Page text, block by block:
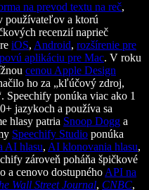
na prevod textu na reč,
používateľov a ktorú
recenzií naprieč
iOS, Android, rozšírenie pre
aplikáciu pre Mac. V roku
cenou Apple Design
ho za „kľúčový zdroj,
ponúka viac ako 1
jazykoch a používa sa
hlasy patria Snoop Dogg a
Speechify Studio ponúka
AI hlasu, AI klonovania hlasu,
zároveň poháňa špičkové
a cenovo dostupného API na
Wall Street Journal, CNBC,